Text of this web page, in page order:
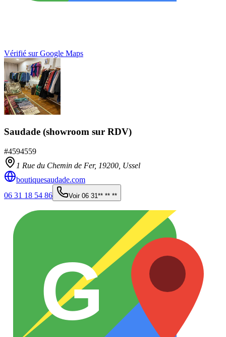
Vérifié sur Google Maps
Saudade (showroom sur RDV)
#4594559
1 Rue du Chemin de Fer, 19200 Ussel
boutiquesaudade.com
06 31 18 54 86
Voir 06 31** ** **
G